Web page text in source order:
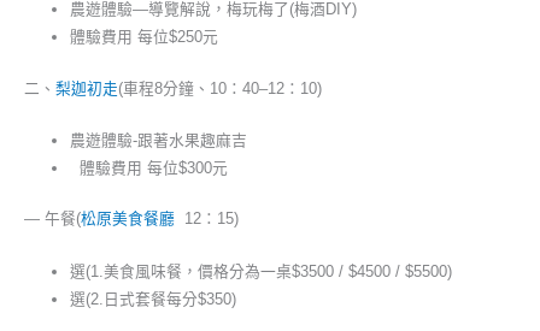
農遊體驗—導覽解說，梅玩梅了(梅酒DIY)
體驗費用 每位$250元
二、 梨迦初走(車程8分鐘、10：40–12：10)
農遊體驗-跟著水果趣麻吉
體驗費用 每位$300元
— 午餐(松原美食餐廳 12：15)
選(1.美食風味餐，價格分為一桌$3500 / $4500 / $5500)
選(2.日式套餐每分$350)